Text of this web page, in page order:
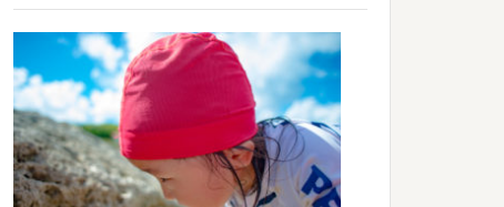
ト
レ
ー
ト
撮
影